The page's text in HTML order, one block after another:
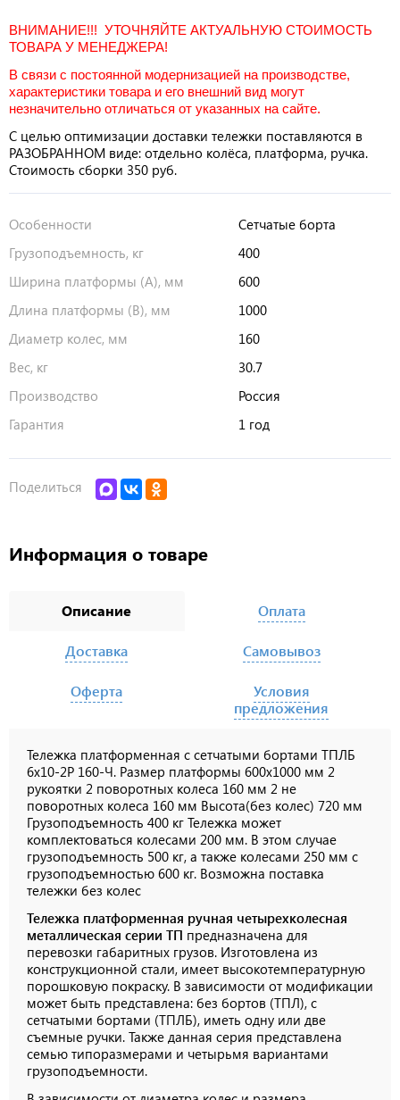
ВНИМАНИЕ!!! УТОЧНЯЙТЕ АКТУАЛЬНУЮ СТОИМОСТЬ
ТОВАРА У МЕНЕДЖЕРА!
В связи с постоянной модернизацией на производстве,
характеристики товара и его внешний вид могут
незначительно отличаться от указанных на сайте.
С целью оптимизации доставки тележки поставляются в
РАЗОБРАННОМ виде: отдельно колёса, платформа, ручка.
Стоимость сборки 350 руб.
Особенности
Сетчатые борта
Грузоподъемность, кг
400
Ширина платформы (А), мм
600
Длина платформы (В), мм
1000
Диаметр колес, мм
160
Вес, кг
30.7
Производство
Россия
Гарантия
1 год
Поделиться
Информация о товаре
Описание
Тележка платформенная с сетчатыми бортами ТПЛБ
6х10-2Р 160-Ч. Размер платформы 600х1000 мм 2
рукоятки 2 поворотных колеса 160 мм 2 не
поворотных колеса 160 мм Высота(без колес) 720 мм
Грузоподъемность 400 кг Тележка может
комплектоваться колесами 200 мм. В этом случае
грузоподъемность 500 кг, а также колесами 250 мм с
грузоподъемностью 600 кг. Возможна поставка
тележки без колес
Тележка платформенная ручная четырехколесная
металлическая серии ТП предназначена для
перевозки габаритных грузов. Изготовлена из
конструкционной стали, имеет высокотемпературную
порошковую покраску. В зависимости от модификации
может быть представлена: без бортов (ТПЛ), с
сетчатыми бортами (ТПЛБ), иметь одну или две
съемные ручки. Также данная серия представлена
семью типоразмерами и четырьмя вариантами
грузоподъемности.
Оплата
Доставка Самовывоз
Оферта
Условия
предложения